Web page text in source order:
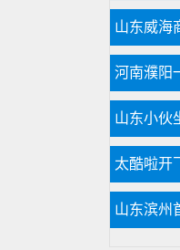
太酷啦开